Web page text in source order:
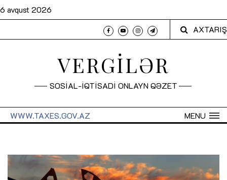
6 avqust 2026
AXTARIŞ
VERGİLƏR
SOSİAL-İQTİSADİ ONLAYN QƏZET
MENU
WWW.TAXES.GOV.AZ